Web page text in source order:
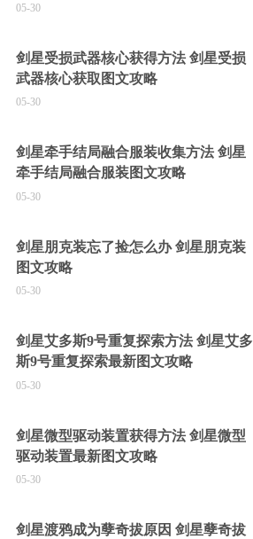
05-30
剑星受损武器核心获得方法 剑星受损
武器核心获取图文攻略
05-30
剑星牵手结局融合服装收集方法 剑星
牵手结局融合服装图文攻略
05-30
剑星朋克装忘了捡怎么办 剑星朋克装
图文攻略
05-30
剑星艾多斯9号重复探索方法 剑星艾多
斯9号重复探索最新图文攻略
05-30
剑星微型驱动装置获得方法 剑星微型
驱动装置最新图文攻略
05-30
剑星渡鸦成为孽奇拔原因 剑星孽奇拔